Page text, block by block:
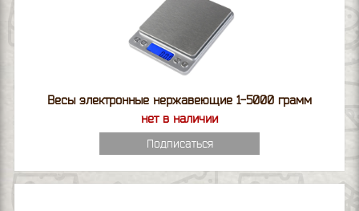
Весы электронные нержавеющие 1-5000 грамм
нет в наличии
Подписаться